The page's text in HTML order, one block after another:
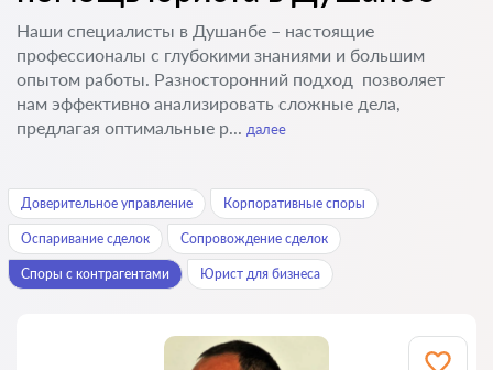
Наши специалисты в Душанбе – настоящие
профессионалы с глубокими знаниями и большим
опытом работы. Разносторонний подход позволяет
нам эффективно анализировать сложные дела,
предлагая оптимальные р... далее
Доверительное управление Корпоративные споры
Оспаривание сделок Сопровождение сделок
Споры с контрагентами Юрист для бизнеса